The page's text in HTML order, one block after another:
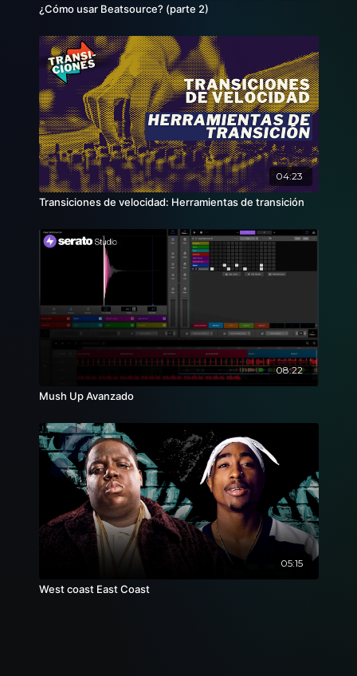
¿Cómo usar Beatsource? (parte 2)
04:23
Transiciones de velocidad: Herramientas de transición
08:22
Mush Up Avanzado
05:15
West coast East Coast